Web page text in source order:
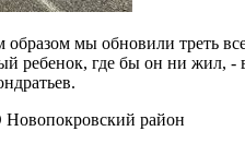
мы обновили треть
где бы он ни жил, -
район